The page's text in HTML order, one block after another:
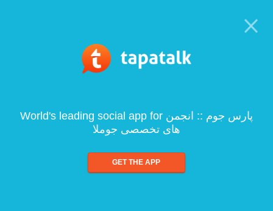
World's leading social app for پارس جوم :: انجمن
های تخصصی جوملا
GET THE APP